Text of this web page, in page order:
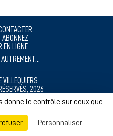
ABONNEZ
EN LIGNE
VILLEQUIERS
2026
LÉGALES
NOS CITOYENS
le contrôle sur ceux que
Personnaliser